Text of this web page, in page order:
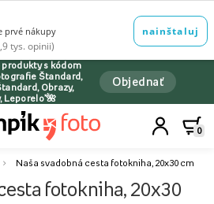
produkty s kódom
Štandard,
Obrazy,
Leporelo*🌺
Objednať
0
Naša svadobná cesta fotokniha, 20x30 cm
fotokniha, 20x30